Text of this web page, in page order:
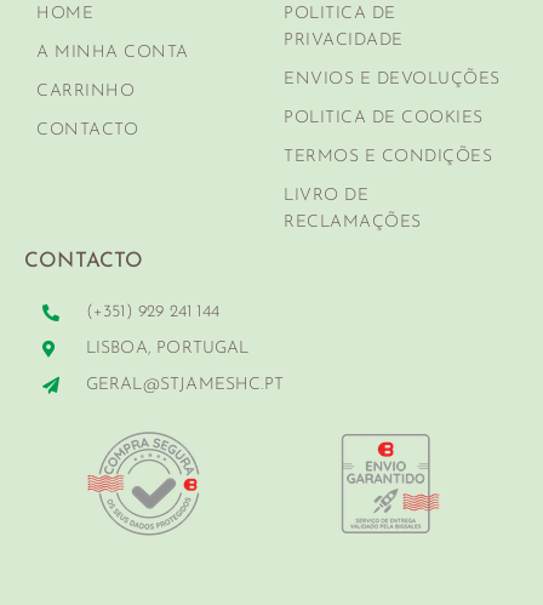
HOME
A MINHA CONTA
CARRINHO
CONTACTO
POLITICA DE
PRIVACIDADE
ENVIOS E DEVOLUÇÕES
POLITICA DE COOKIES
TERMOS E CONDIÇÕES
LIVRO DE
RECLAMAÇÕES
CONTACTO
(+351) 929 241 144
LISBOA, PORTUGAL
GERAL@STJAMESHC.PT